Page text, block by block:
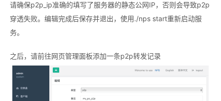
请确保p2p_ip准确的填写了服务器的静态公网IP，否则会导致p2p
穿透失败。编辑完成后保存并退出，使用./nps start重新启动服
务。
之后，请前往网页管理面板添加一条p2p转发记录